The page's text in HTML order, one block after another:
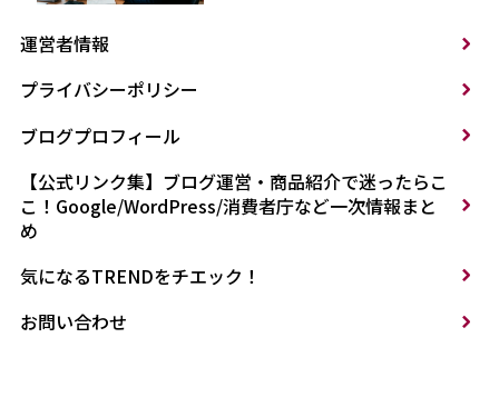
運営者情報
プライバシーポリシー
ブログプロフィール
【公式リンク集】ブログ運営・商品紹介で迷ったらこ
こ！Google/WordPress/消費者庁など一次情報まと
め
気になるTRENDをチエック！
お問い合わせ